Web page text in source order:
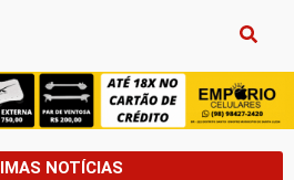
NOTÍCIAS